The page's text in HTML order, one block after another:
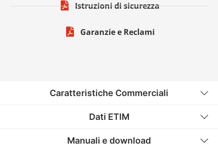
Istruzioni di sicurezza
Garanzie e Reclami
Caratteristiche Commerciali
Dati ETIM
Manuali e download